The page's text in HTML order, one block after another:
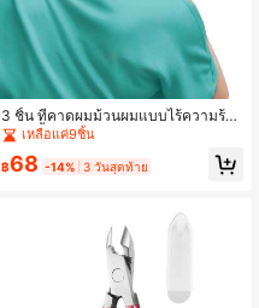
3 ชิ้น ที่คาดผมม้วนผมแบบไร้ความร้อ
น, ริบบิ้นม้วนผมแบบไม่ใช้ความร้อนพร้
อมยางรัดผม, ริบบิ้นม้วนผมสำหรับนอน,
ลูกกลิ้งม้วนผม DIY คลื่นธรรมชาติแบบ
เหลือแค่9ชิ้น
฿68 -14% 3 วันสุดท้าย